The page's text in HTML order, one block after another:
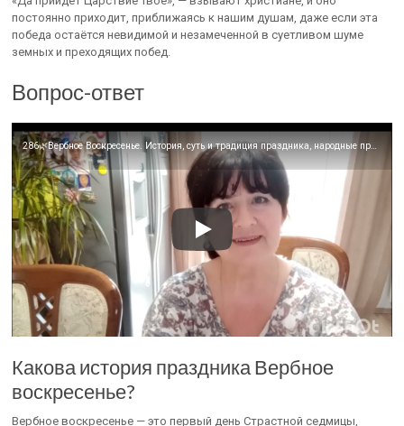
постоянно приходит, приближаясь к нашим душам, даже если эта
победа остаётся невидимой и незамеченной в суетливом шуме
земных и преходящих побед.
Вопрос-ответ
286🌿Вербное Воскресенье. История, суть и традиция праздника, народные приметы🍃
Какова история праздника Вербное
воскресенье?
Вербное воскресенье — это первый день Страстной седмицы,